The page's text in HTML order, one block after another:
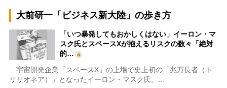
大前研一「ビジネス新大陸」の歩き方
「いつ暴発してもおかしくはない」イーロン・マ
スク氏とスペースXが抱えるリスクの数々「絶対
的…
宇宙開発企業「スペースX」の上場で史上初の「兆万長者（ト
リリオネア）」となったイーロン・マスク氏。…